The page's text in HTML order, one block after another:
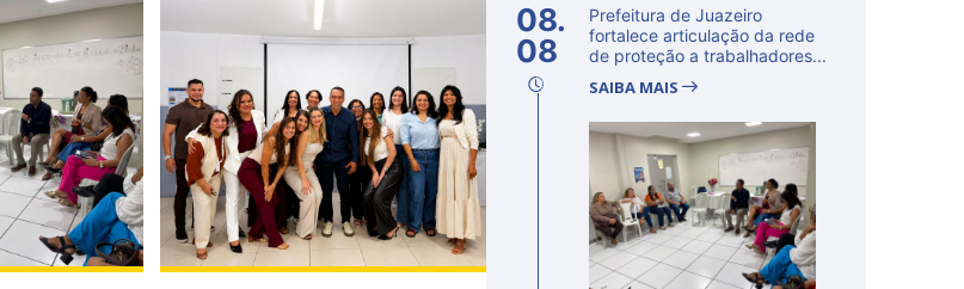
08.
08
Prefeitura de Juazeiro
fortalece articulação da rede
de proteção a trabalhadores...
SAIBA MAIS